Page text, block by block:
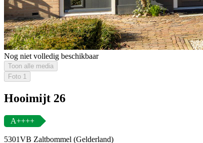
Nog niet volledig beschikbaar
Toon alle media
Foto 1
Hooimijt 26
A++++
5301VB Zaltbommel (Gelderland)